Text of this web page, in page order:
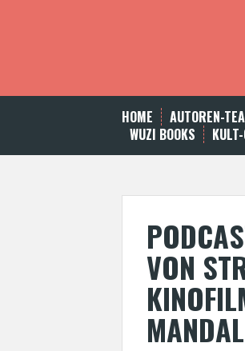
t
HOME AUTOREN-
WUZI BOOKS
VON